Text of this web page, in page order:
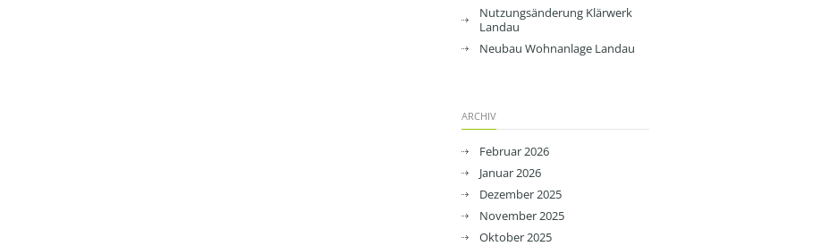
Nutzungsänderung Klärwerk
Landau
Neubau Wohnanlage Landau
ARCHIV
Februar 2026
Januar 2026
Dezember 2025
November 2025
Oktober 2025